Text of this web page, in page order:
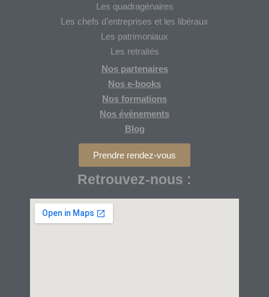
Les quadragénaires
Les chefs d’entreprises et les libéraux
Les patrimoniaux
Les retraités
Nos partenaires
Nos e-books
Nos formations
Nos événements
Blog
Prendre rendez-vous
Retrouvez-nous :